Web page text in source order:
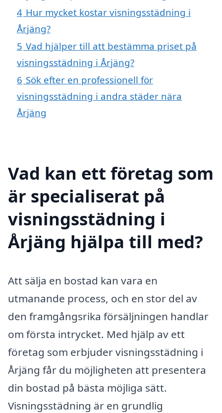
4 Hur mycket kostar visningsstädning i
Årjäng?
5 Vad hjälper till att bestämma priset på
visningsstädning i Årjäng?
6 Sök efter en professionell för
visningsstädning i andra städer nära
Årjäng
Vad kan ett företag som
är specialiserat på
visningsstädning i
Årjäng hjälpa till med?
Att sälja en bostad kan vara en
utmanande process, och en stor del av
den framgångsrika försäljningen handlar
om första intrycket. Med hjälp av ett
företag som erbjuder visningsstädning i
Årjäng får du möjligheten att presentera
din bostad på bästa möjliga sätt.
Visningsstädning är en grundlig